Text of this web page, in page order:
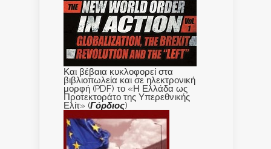
Και βέβαια κυκλοφορεί στα
βιβλιοπωλεία και σε ηλεκτρονική
μορφή (PDF) το «Η Ελλάδα ως
Προτεκτοράτο της Υπερεθνικής
Ελίτ» (Γόρδιος)